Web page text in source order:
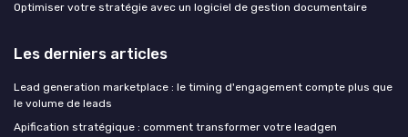
Optimiser votre stratégie avec un logiciel de gestion documentaire
Les derniers articles
Lead generation marketplace : le timing d'engagement compte plus que
le volume de leads
Apification stratégique : comment transformer votre leadgen